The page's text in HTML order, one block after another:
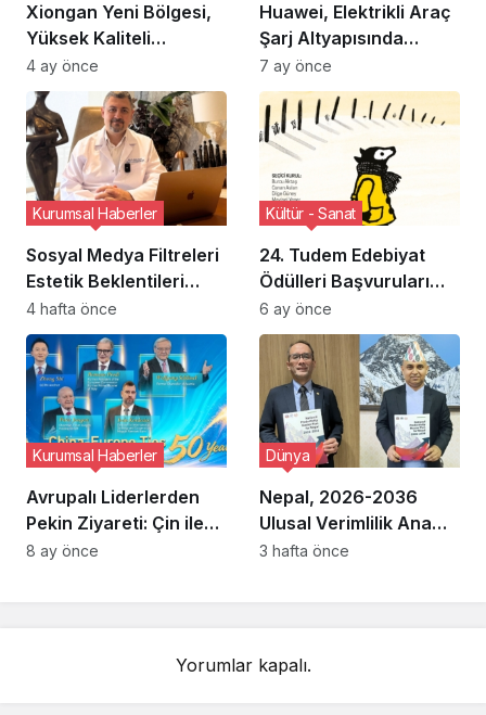
Xiongan Yeni Bölgesi,
Yüksek Kaliteli
Kalkınma ve Teknolojik
İnovasyon Odağında
Dönüşümünü
Sürdürüyor
4 ay önce
Huawei, Elektrikli Araç
Şarj Altyapısında
Megawatt Dönemini
Öngörüyor
7 ay önce
Sosyal Medya Filtreleri
Estetik Beklentileri
Gerçeklikten Koparıyor
mu?
Kurumsal Haberler
4 hafta önce
24. Tudem Edebiyat
Ödülleri Başvuruları
Başladı: Bu Yılın
Teması Çocuk
Romanları
Kültür - Sanat
6 ay önce
Avrupalı Liderlerden
Pekin Ziyareti: Çin ile
Yeni Yol Haritası
Kurumsal Haberler
8 ay önce
Nepal, 2026-2036
Ulusal Verimlilik Ana
Planı ile Ekonomik
Dünya
3 hafta önce
Yorumlar kapalı.